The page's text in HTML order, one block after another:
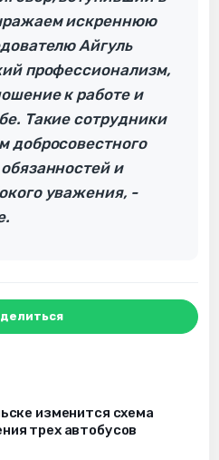
искреннюю
Айгуль
профессионализм,
к работе и
Такие сотрудники
добросовестного
и
уважения, -
изменится схема
трех автобусов